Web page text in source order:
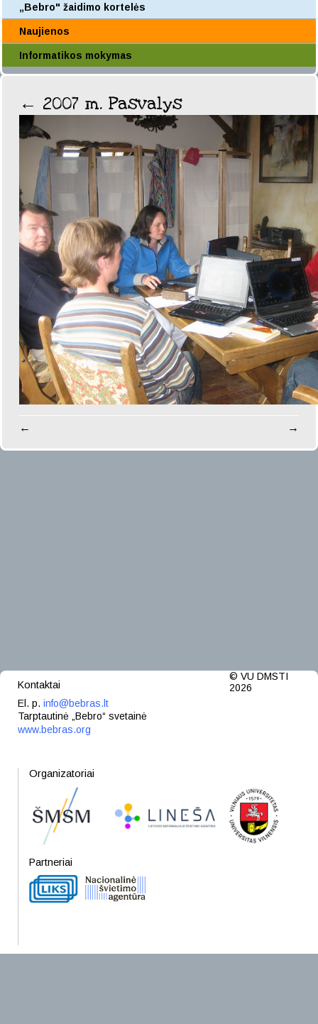
„Bebro" žaidimo kortelės
Naujienos
Informatikos mokymas
← 2007 m. Pasvalys
← →
© VU DMSTI
2026
Kontaktai
El. p. info@bebras.lt
Tarptautinė „Bebro“ svetainė
www.bebras.org
Organizatoriai
Partneriai